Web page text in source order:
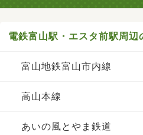
電鉄富山駅・エスタ前駅周辺
富山地鉄富山市内線
高山本線
あいの風とやま鉄道